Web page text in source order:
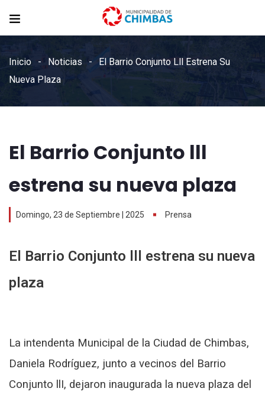
Inicio Noticias
El Barrio Conjunto Lll Estrena Su
Nueva Plaza
El Barrio Conjunto lll
estrena su nueva plaza
Domingo, 23 de Septiembre | 2025 Prensa
El Barrio Conjunto lll estrena su nueva
plaza
La intendenta Municipal de la Ciudad de Chimbas,
Daniela Rodríguez, junto a vecinos del Barrio
Conjunto llI, dejaron inaugurada la nueva plaza del